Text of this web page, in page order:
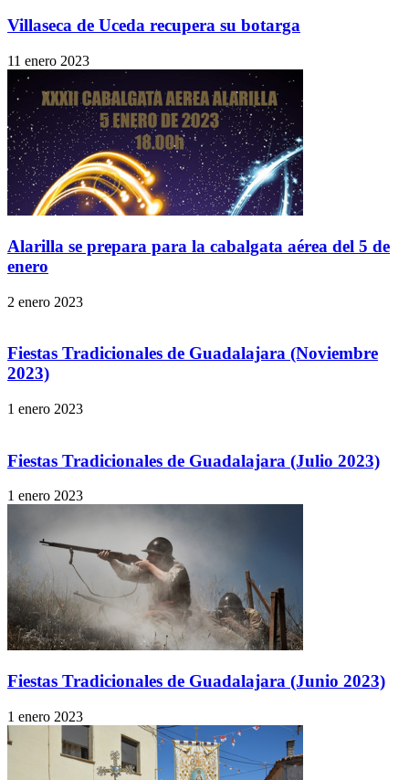
Villaseca de Uceda recupera su botarga
11 enero 2023
Alarilla se prepara para la cabalgata aérea del 5 de
enero
2 enero 2023
Fiestas Tradicionales de Guadalajara (Noviembre
2023)
1 enero 2023
Fiestas Tradicionales de Guadalajara (Julio 2023)
1 enero 2023
Fiestas Tradicionales de Guadalajara (Junio 2023)
1 enero 2023